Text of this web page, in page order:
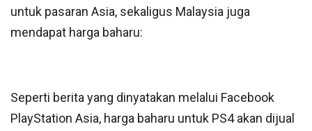
untuk pasaran Asia, sekaligus Malaysia juga
mendapat harga baharu:
Seperti berita yang dinyatakan melalui Facebook
PlayStation Asia, harga baharu untuk PS4 akan dijual